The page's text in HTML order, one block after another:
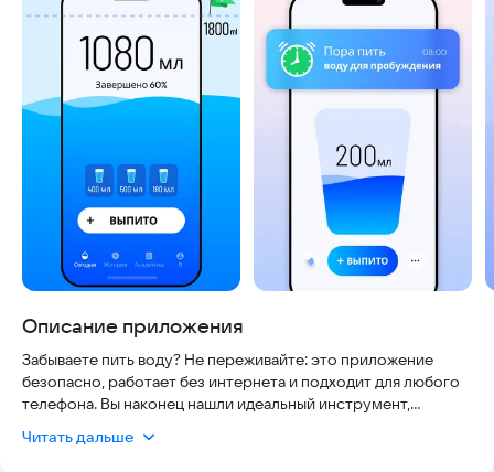
Описание приложения
Забываете пить воду? Не переживайте: это приложение
безопасно, работает без интернета и подходит для любого
телефона. Вы наконец нашли идеальный инструмент,
Просто отмечайте выпитое, а умные напоминания сделают
Читать дальше